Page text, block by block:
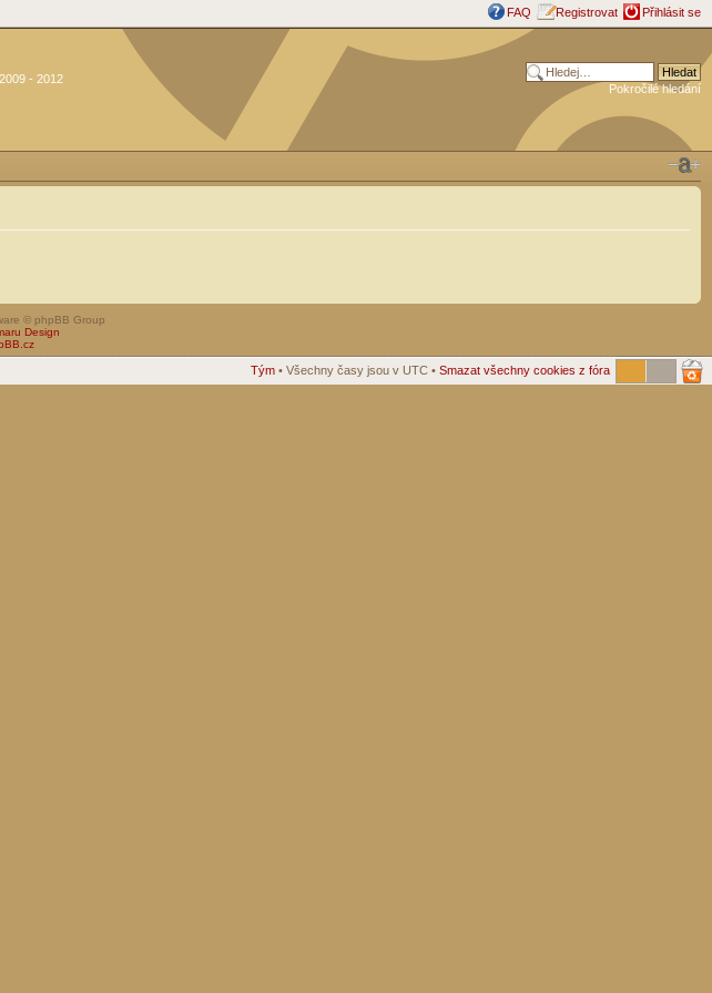
FAQ Registrovat Přihlásit se
- 2012
Pokročilé hledání
© phpBB Group
Design
Tým • Všechny časy jsou v UTC • Smazat všechny cookies z fóra